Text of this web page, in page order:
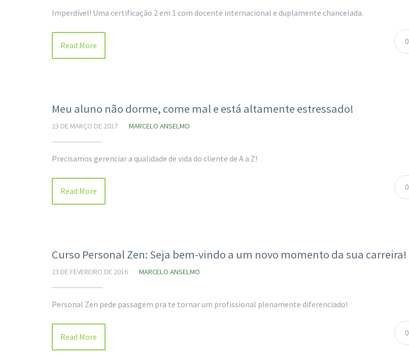
Imperdível! Uma certificação 2 em 1 com docente internacional e duplamente chancelada.
0
Read More
Meu aluno não dorme, come mal e está altamente estressado!
23 DE MARÇO DE 2017 MARCELO ANSELMO
Precisamos gerenciar a qualidade de vida do cliente de A a Z!
0
Read More
Curso Personal Zen: Seja bem-vindo a um novo momento da sua carreira!
23 DE FEVEREIRO DE 2016 MARCELO ANSELMO
Personal Zen pede passagem pra te tornar um profissional plenamente diferenciado!
0
Read More